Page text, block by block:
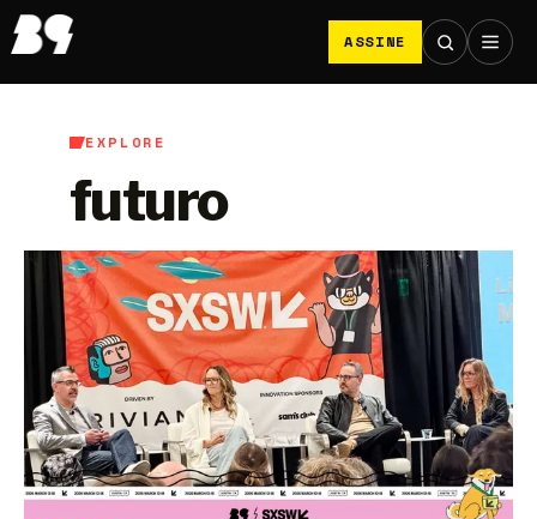
ASSINE
EXPLORE
futuro